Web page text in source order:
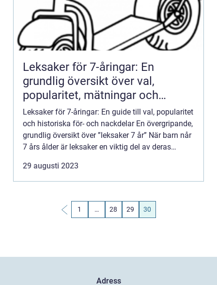
Leksaker för 7-åringar: En
grundlig översikt över val,
popularitet, mätningar och
historiska för- och nackdelar
Leksaker för 7-åringar: En guide till val, popularitet
och historiska för- och nackdelar En övergripande,
grundlig översikt över ”leksaker 7 år” När barn når
7 års ålder är leksaker en viktig del av deras
29 augusti 2023
1 … 28 29 30
Adress